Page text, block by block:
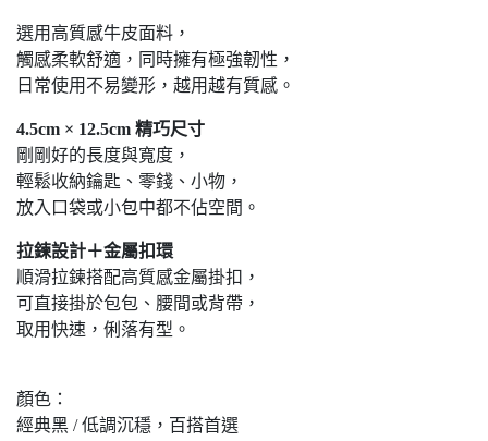
選用高質感牛皮面料，
觸感柔軟舒適，同時擁有極強韌性，
日常使用不易變形，越用越有質感。
4.5cm × 12.5cm 精巧尺寸
剛剛好的長度與寬度，
輕鬆收納鑰匙、零錢、小物，
放入口袋或小包中都不佔空間。
拉鍊設計＋金屬扣環
順滑拉鍊搭配高質感金屬掛扣，
可直接掛於包包、腰間或背帶，
取用快速，俐落有型。
顏色：
經典黑 / 低調沉穩，百搭首選